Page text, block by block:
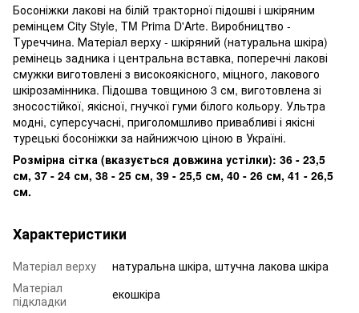
Босоніжки лакові на білій тракторної підошві і шкіряним
ремінцем City Style, TM Prima D'Arte. Виробництво -
Туреччина. Матеріал верху - шкіряний (натуральна шкіра)
ремінець задника і центральна вставка, поперечні лакові
смужки виготовлені з високоякісного, міцного, лакового
шкірозамінника. Підошва товщиною 3 см, виготовлена зі
зносостійкої, якісної, гнучкої гуми білого кольору. Ультра
модні, суперсучасні, приголомшливо привабливі і якісні
турецькі босоніжки за найнижчою ціною в Україні.
Розмірна сітка (вказується довжина устілки): 36 - 23,5
см, 37 - 24 см, 38 - 25 см, 39 - 25,5 см, 40 - 26 см, 41 - 26,5
см.
Характеристики
Матеріал верху
натуральна шкіра, штучна лакова шкіра
Матеріал
підкладки
екошкіра